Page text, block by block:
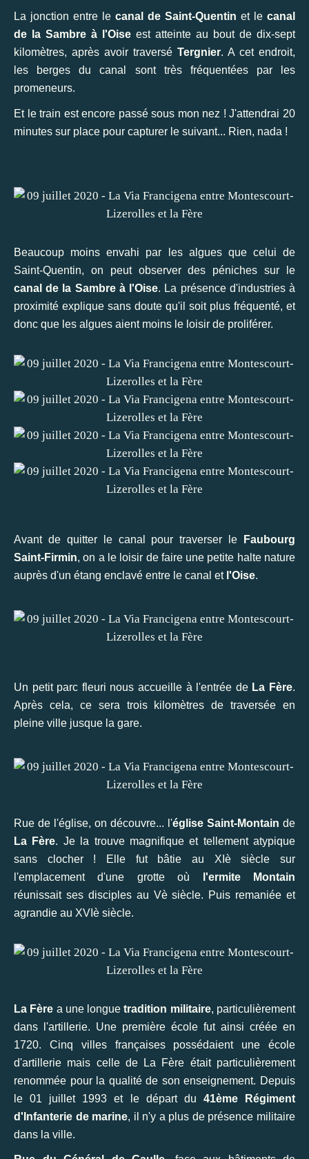
La jonction entre le canal de Saint-Quentin et le canal
de la Sambre à l'Oise est atteinte au bout de dix-sept
kilomètres, après avoir traversé Tergnier. A cet endroit,
les berges du canal sont très fréquentées par les
promeneurs.
Et le train est encore passé sous mon nez ! J'attendrai 20
minutes sur place pour capturer le suivant... Rien, nada !
Beaucoup moins envahi par les algues que celui de
Saint-Quentin, on peut observer des péniches sur le
canal de la Sambre à l'Oise. La présence d'industries à
proximité explique sans doute qu'il soit plus fréquenté, et
donc que les algues aient moins le loisir de proliférer.
Avant de quitter le canal pour traverser le
Faubourg
Saint-Firmin, on a le loisir de faire une petite halte nature
auprès d'un étang enclavé entre le canal et l'Oise.
Un petit parc fleuri nous accueille à l'entrée de La Fère.
Après cela, ce sera trois kilomètres de traversée en
pleine ville jusque la gare.
Rue de l'église, on découvre... l'église Saint-Montain de
La Fère. Je la trouve magnifique et tellement atypique
sans clocher ! Elle fut bâtie au XIè siècle sur
l'emplacement d'une grotte où
l'ermite Montain
réunissait ses disciples au Vè siècle. Puis remaniée et
agrandie au XVIè siècle.
La Fère a une longuetradition militaire, particulièrement
dans l'artillerie. Une première école fut ainsi créée en
1720. Cinq villes françaises possédaient une école
d'artillerie mais celle de La Fère était particulièrement
renommée pour la qualité de son enseignement. Depuis
le 01 juillet 1993 et le départ du 41ème Régiment
d'Infanterie de marine, il n'y a plus de présence militaire
dans la ville.